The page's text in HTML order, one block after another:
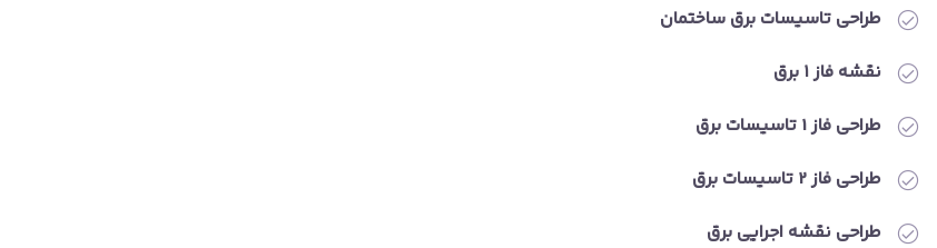
طراحی تاسیسات برق ساختمان
نقشه فاز ۱ برق
طراحی فاز 1 تاسیسات برق
طراحی فاز 2 تاسیسات برق
طراحی نقشه اجرایی برق